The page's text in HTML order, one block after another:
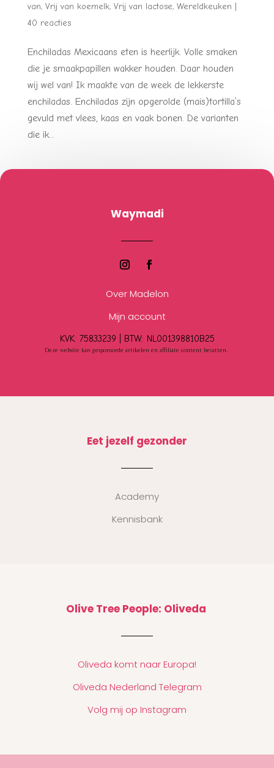
van, Vrij van koemelk, Vrij van lactose, Wereldkeuken
40 reacties
Enchiladas Mexicaans eten is heerlijk. Volle smaken
die je smaakpapillen wakker houden. Daar houden
wij wel van! Ik maakte van de week de lekkerste
enchiladas. Enchiladas zijn opgerolde (mais)tortilla’s
gevuld met vlees, kaas en vaak bonen. De varianten
die ik...
Waymadi
Over Madelon
Mijn account
KVK: 75833239 | BTW: NL001398810B25
Deze website kan gesponsorde artikelen en affiliate content bevatten.
Eet jezelf gezonder
Academy
Kennisbank
Olive Tree People: Oliveda
Oliveda komt naar Europa!
Oliveda Nederland Telegram
Volg mij op Instagram